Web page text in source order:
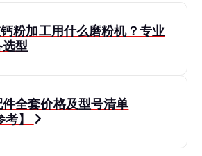
粉加工用什么磨粉机？专业
型
全套价格及型号清单
考】